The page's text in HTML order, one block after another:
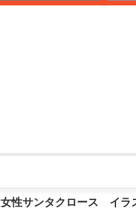
女性サンタクロース イ